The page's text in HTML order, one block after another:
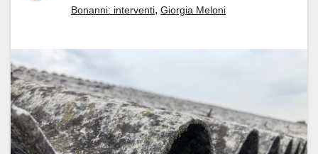
Bonanni: interventi, Giorgia Meloni